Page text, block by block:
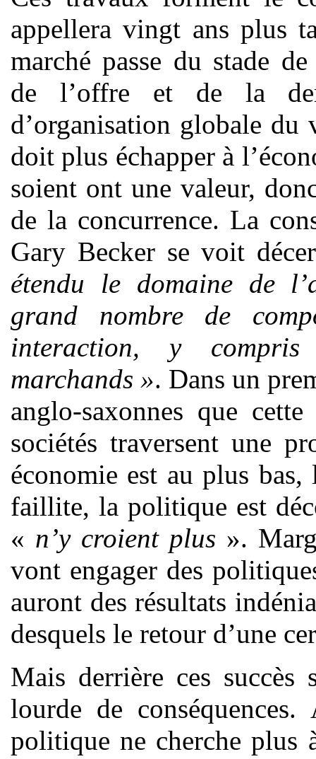
appellera vingt ans plus
marché passe du stade
de l’offre et de la
d’organisation globale
doit plus échapper à
soient ont une valeur,
de la concurrence. La
Gary Becker se voit
étendu le domaine de
grand nombre de
interaction, y
marchands ». Dans un
anglo-saxonnes que
sociétés traversent une
économie est au plus
faillite, la politique est
« n’y croient plus ».
vont engager des
auront des résultats
desquels le retour d’une
Mais derrière ces succès
lourde de
politique ne cherche plus